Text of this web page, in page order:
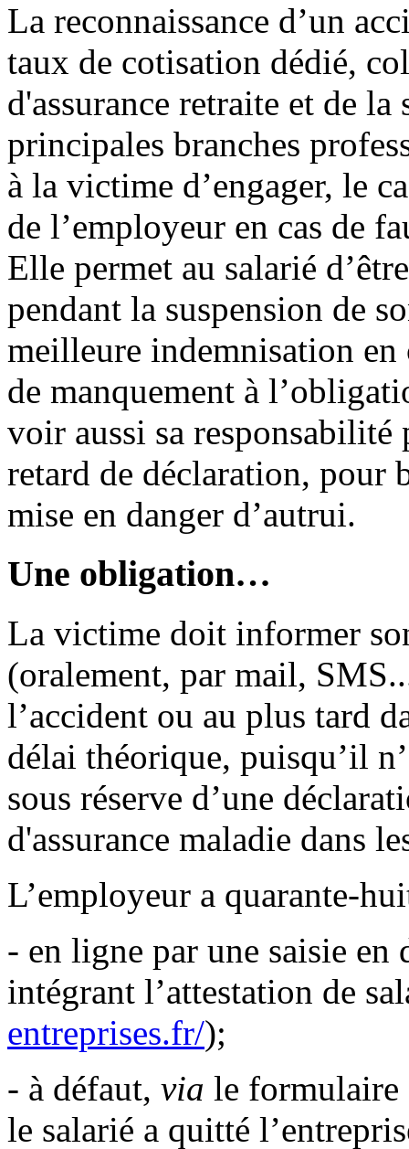
La reconnaissance d’un
taux de cotisation dédié,
d'assurance retraite et de
principales branches
à la victime d’engager, le
de l’employeur en cas de
Elle permet au salarié
pendant la suspension de
meilleure indemnisation
de manquement à
voir aussi sa responsabilité
retard de déclaration, pour
mise en danger d’autrui.
Une obligation…
La victime doit informer
(oralement, par mail,
l’accident ou au plus tard
délai théorique, puisqu’il
sous réserve d’une
d'assurance maladie dans
L’employeur a quarante-
- en ligne par une saisie
intégrant l’attestation de
entreprises.fr/);
- à défaut, via le formulaire
le salarié a quitté